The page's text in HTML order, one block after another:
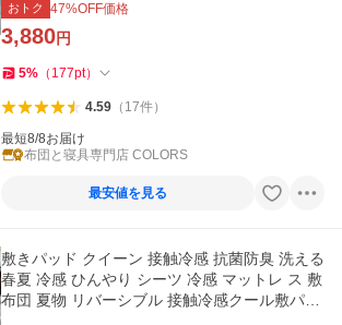
おトク 47%OFF価格
3,880円
5% （ 177pt）
4.59（ 17件）
最短8/8お届け
布団と寝具専門店 COLORS
最安値を見る
敷きパッド クイーン 接触冷感 抗菌防臭 洗える
春夏 冷感 ひんやり シーツ 冷感 マットレ ス 敷
布団 夏物 リバーシブル 接触冷感クール敷パッ